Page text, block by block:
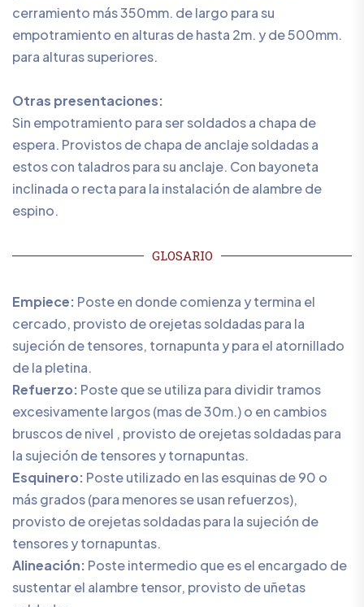
cerramiento más 350mm. de largo para su
empotramiento en alturas de hasta 2m. y de 500mm.
para alturas superiores.
Otras presentaciones:
Sin empotramiento para ser soldados a chapa de
espera. Provistos de chapa de anclaje soldadas a
estos con taladros para su anclaje. Con bayoneta
inclinada o recta para la instalación de alambre de
espino.
GLOSARIO
Empiece: Poste en donde comienza y termina el
cercado, provisto de orejetas soldadas para la
sujeción de tensores, tornapunta y para el atornillado
de la pletina.
Refuerzo: Poste que se utiliza para dividir tramos
excesivamente largos (mas de 30m.) o en cambios
bruscos de nivel , provisto de orejetas soldadas para
la sujeción de tensores y tornapuntas.
Esquinero: Poste utilizado en las esquinas de 90 o
más grados (para menores se usan refuerzos),
provisto de orejetas soldadas para la sujeción de
tensores y tornapuntas.
Alineación: Poste intermedio que es el encargado de
sustentar el alambre tensor, provisto de uñetas